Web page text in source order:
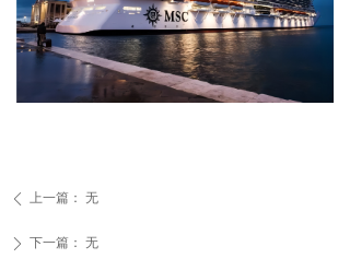
ꄴ 上一篇： 无
ꄲ 下一篇： 无